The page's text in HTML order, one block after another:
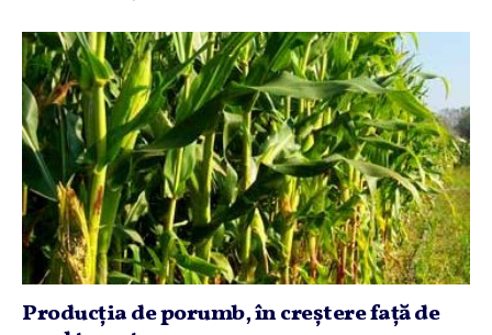
Producţia de porumb, în creştere faţă de